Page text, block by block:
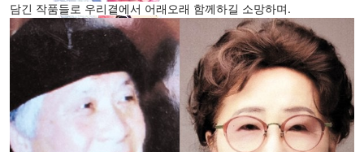
담긴 작품들로 우리곁에서 어래오래 함께하길 소망하며.